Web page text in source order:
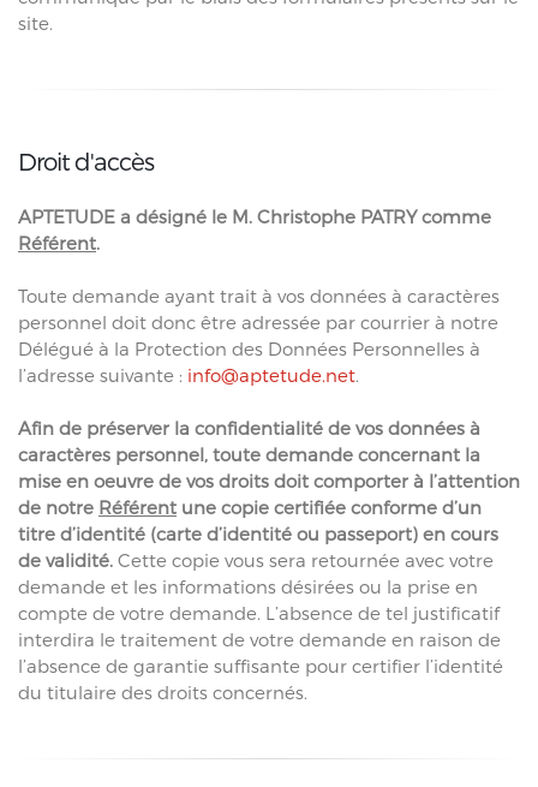
site.
Droit d'accès
APTETUDE a désigné le M. Christophe PATRY comme
Référent.
Toute demande ayant trait à vos données à caractères
personnel doit donc être adressée par courrier à notre
Délégué à la Protection des Données Personnelles à
l’adresse suivante : info@aptetude.net.
Afin de préserver la confidentialité de vos données à
caractères personnel, toute demande concernant la
mise en oeuvre de vos droits doit comporter à l’attention
de notre Référent une copie certifiée conforme d’un
titre d’identité (carte d’identité ou passeport) en cours
de validité. Cette copie vous sera retournée avec votre
demande et les informations désirées ou la prise en
compte de votre demande. L’absence de tel justificatif
interdira le traitement de votre demande en raison de
l’absence de garantie suffisante pour certifier l’identité
du titulaire des droits concernés.